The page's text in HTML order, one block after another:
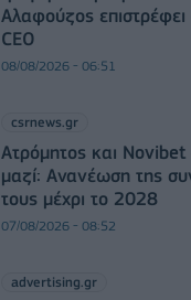
Αλαφούζος
CEO
08/08/2026 - 06:51
csrnews.gr
Ατρόμητος και Novibet
μαζί: Ανανέωση της
τους μέχρι το 2028
07/08/2026 - 08:52
advertising.gr